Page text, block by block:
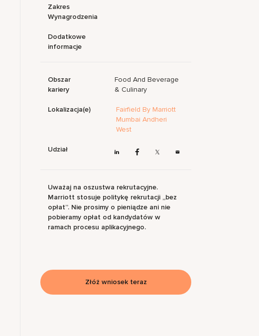
Zakres
Wynagrodzenia
Dodatkowe
informacje
Obszar
kariery
Food And Beverage
& Culinary
Lokalizacja(e)
Fairfield By Marriott
Mumbai Andheri
West
Udział
Uważaj na oszustwa rekrutacyjne.
Marriott stosuje politykę rekrutacji „bez
opłat”. Nie prosimy o pieniądze ani nie
pobieramy opłat od kandydatów w
ramach procesu aplikacyjnego.
Złóż wniosek teraz